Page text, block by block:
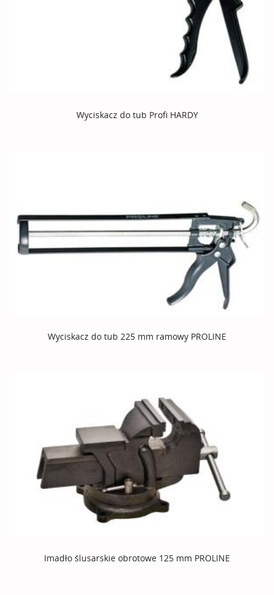
Wyciskacz do tub Profi HARDY
Wyciskacz do tub 225 mm ramowy PROLINE
Imadło ślusarskie obrotowe 125 mm PROLINE